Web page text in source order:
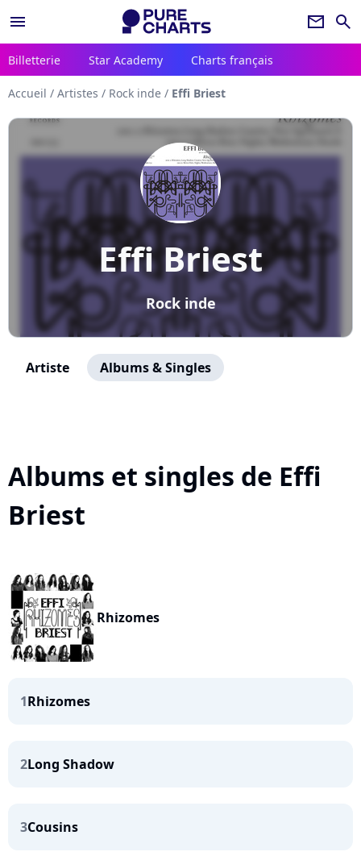
menu newsletter search
Billetterie Star Academy Charts français
Accueil / Artistes / Rock inde / Effi Briest
Effi Briest
Rock inde
Artiste Albums & Singles
Albums et singles de Effi
Briest
Rhizomes
1Rhizomes
2Long Shadow
3Cousins